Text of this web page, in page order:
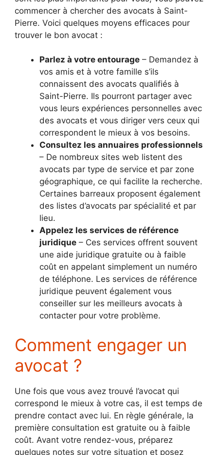
commencer à chercher des avocats à Saint-
Pierre. Voici quelques moyens efficaces pour
trouver le bon avocat :
Parlez à votre entourage – Demandez à
vos amis et à votre famille s’ils
connaissent des avocats qualifiés à
Saint-Pierre. Ils pourront partager avec
vous leurs expériences personnelles avec
des avocats et vous diriger vers ceux qui
correspondent le mieux à vos besoins.
Consultez les annuaires professionnels
– De nombreux sites web listent des
avocats par type de service et par zone
géographique, ce qui facilite la recherche.
Certaines barreaux proposent également
des listes d’avocats par spécialité et par
lieu.
Appelez les services de référence
juridique – Ces services offrent souvent
une aide juridique gratuite ou à faible
coût en appelant simplement un numéro
de téléphone. Les services de référence
juridique peuvent également vous
conseiller sur les meilleurs avocats à
contacter pour votre problème.
Comment engager un
avocat ?
Une fois que vous avez trouvé l’avocat qui
correspond le mieux à votre cas, il est temps de
prendre contact avec lui. En règle générale, la
première consultation est gratuite ou à faible
coût. Avant votre rendez-vous, préparez
quelques notes sur votre situation et posez